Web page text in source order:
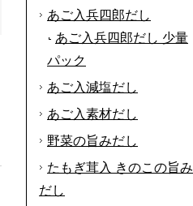
あご入兵四郎だし
あご入兵四郎だし 少量
パック
あご入減塩だし
あご入素材だし
野菜の旨みだし
たもぎ茸入 きのこの旨み
だし